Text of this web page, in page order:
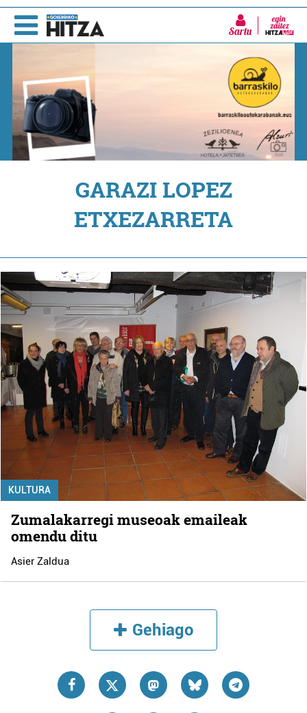
Sartu
GARAZI LOPEZ
ETXEZARRETA
KULTURA
Zumalakarregi museoak emaileak
omendu ditu
Asier Zaldua
Gehiago